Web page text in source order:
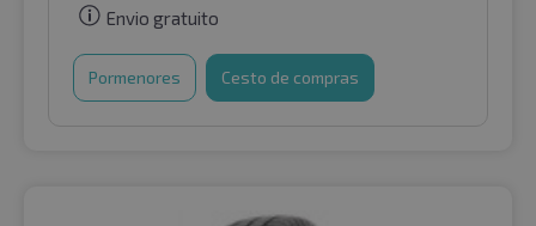
Envio gratuito
Pormenores Cesto de compras